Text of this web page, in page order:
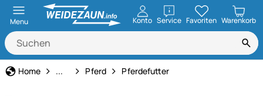
Menu Konto ServiceöffnenFavoriten Warenkorb
Home Tierart
... Pferd Pferdefutter